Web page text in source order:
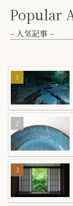
Popular
– 人気記事 –